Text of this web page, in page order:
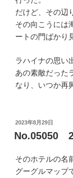
だけど、その辺
その向こうには
ートの門ばかり
ラハイナの思い
あの素敵だった
なり、いつか再
投
稿
日:
2023年8月29日
No.05050
そのホテルの名
グーグルマップ